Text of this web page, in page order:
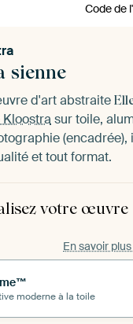
sienne
d'art abstraite
Kloostrasur toile,
(encadrée),
et tout format.
votre œuvre
En savoir
moderne à la toile
Code de